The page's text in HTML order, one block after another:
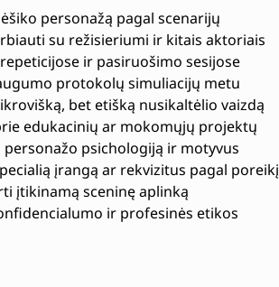
personažą pagal scenarijų
su režisieriumi ir kitais aktoriais
ir pasiruošimo sesijose
protokolų simuliacijų metu
bet etišką nusikaltėlio vaizdą
edukacinių ar mokomųjų projektų
personažo psichologiją ir motyvus
įrangą ar rekvizitus pagal poreikį
įtikinamą sceninę aplinką
ir profesinės etikos